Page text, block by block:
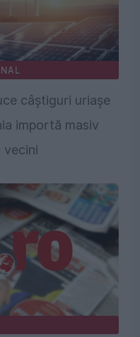
câștiguri uriașe
importă masiv
vecini